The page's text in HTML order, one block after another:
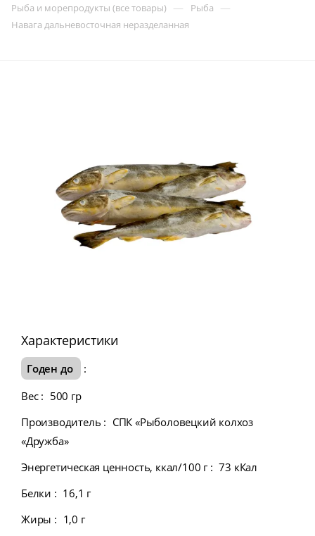
Рыба и морепродукты (все товары) — Рыба —
Навага дальневосточная неразделанная
Характеристики
Годен до
:
Вес : 500 гр
Производитель : СПК «Рыболовецкий колхоз
«Дружба»
Энергетическая ценность, ккал/100 г : 73 кКал
Белки : 16,1 г
Жиры : 1,0 г